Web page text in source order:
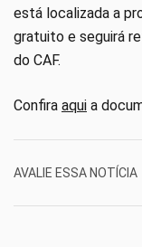
está localizada a
gratuito e seguirá
do CAF.
Confira aqui a
AVALIE ESSA NOTÍCIA